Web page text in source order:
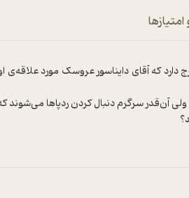
دارد که آقای دایناسور عروسک مورد